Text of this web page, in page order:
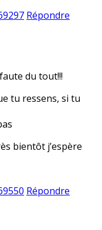
Répondre
du tout!!!
tu ressens, si tu
bientôt j’espère
Répondre